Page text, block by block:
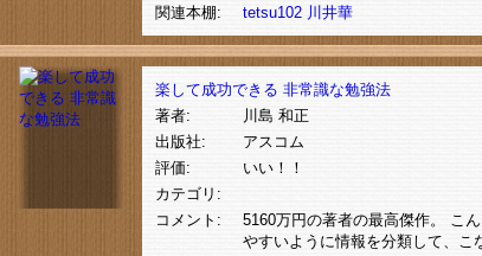
関連本棚:
tetsu102 川井華
楽して成功できる 非常識な勉強法
著者:
川島 和正
出版社:
アスコム
評価:
いい！！
カテゴリ:
コメント:
5160万円の著者の最高傑作。 こ
やすいように情報を分類して、こ